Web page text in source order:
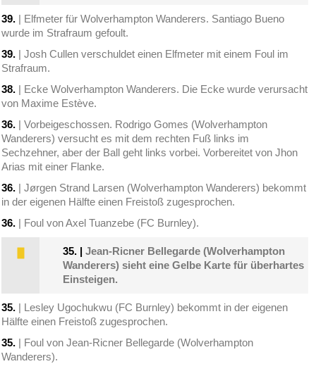
39. | Elfmeter für Wolverhampton Wanderers. Santiago Bueno
wurde im Strafraum gefoult.
39. | Josh Cullen verschuldet einen Elfmeter mit einem Foul im
Strafraum.
38. | Ecke Wolverhampton Wanderers. Die Ecke wurde verursacht
von Maxime Estève.
36. | Vorbeigeschossen. Rodrigo Gomes (Wolverhampton
Wanderers) versucht es mit dem rechten Fuß links im
Sechzehner, aber der Ball geht links vorbei. Vorbereitet von Jhon
Arias mit einer Flanke.
36. | Jørgen Strand Larsen (Wolverhampton Wanderers) bekommt
in der eigenen Hälfte einen Freistoß zugesprochen.
36. | Foul von Axel Tuanzebe (FC Burnley).
35. |Jean-Ricner Bellegarde (Wolverhampton
Wanderers) sieht eine Gelbe Karte für überhartes
Einsteigen.
35. | Lesley Ugochukwu (FC Burnley) bekommt in der eigenen
Hälfte einen Freistoß zugesprochen.
35. | Foul von Jean-Ricner Bellegarde (Wolverhampton
Wanderers).